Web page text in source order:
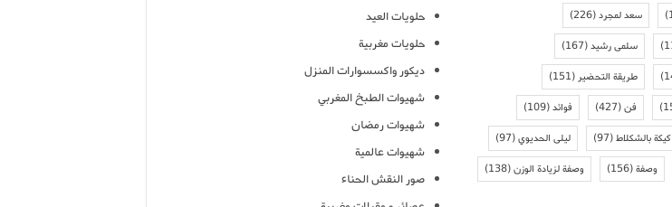
سعد لمجرد(226)
سلمى رشيد(167)
طريقة التحضير(151)
فن(427) فوائد(109)
كيكة بالشكلاط(97) ليلى الحديوي(97)
وصفة(156) وصفة لزيادة الوزن(138)
حلويات العيد
حلويات مغربية
ديكور واكسسوارات المنزل
شهيوات الطبخ المغربي
شهيوات رمضان
شهيوات عالمية
صور النقش الحناء